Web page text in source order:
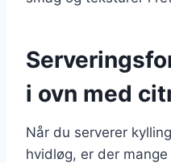
i ovn med
Når du serverer
hvidløg, er der